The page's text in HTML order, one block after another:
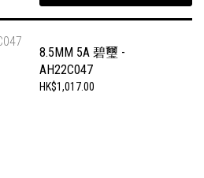
8.5MM 5A 碧璽 -
AH22C047
HK$1,017.00